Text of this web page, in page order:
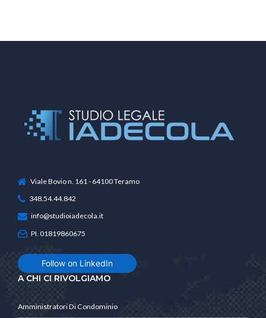
Viale Bovio n. 161 - 64100 Teramo
348.54.44.842
info@studioiadecola.it
PI. 01819860675
Follow on LinkedIn
A CHI CI RIVOLGIAMO
Amministratori Di Condominio